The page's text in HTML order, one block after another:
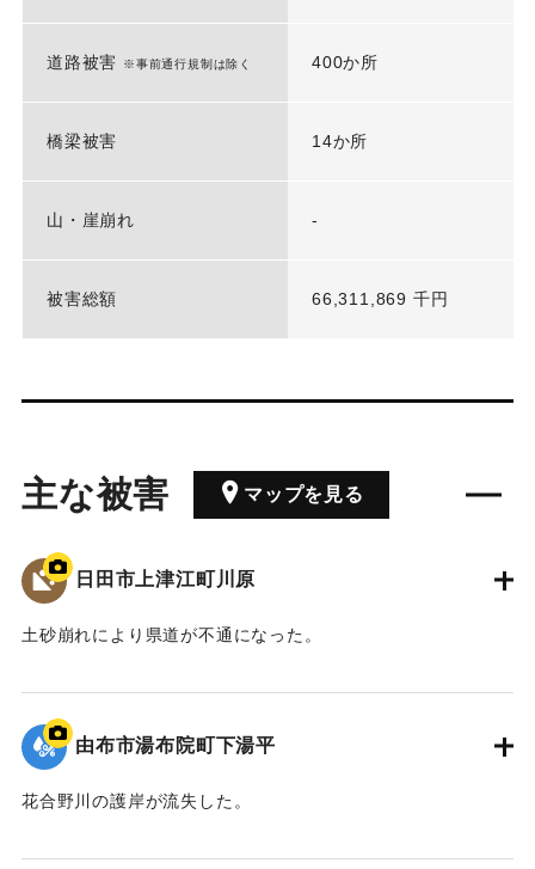
道路被害 ※事前通行規制は除く 400か所
橋梁被害 14か所
山・崖崩れ -
被害総額 66,311,869 千円
主な被害 マップを見る
日田市上津江町川原
土砂崩れにより県道が不通になった。
2020/7/6｜固有コード:01215088
由布市湯布院町下湯平
花合野川の護岸が流失した。
2020/7/6｜固有コード:01215087